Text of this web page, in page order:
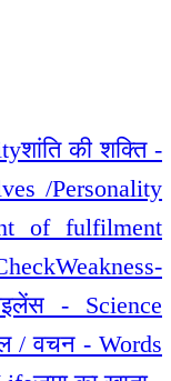
शांति की शक्ति -
/Personality
of fulfilment
Weakness-
- Science
/ वचन - Words